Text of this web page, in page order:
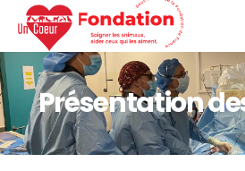
Présentation